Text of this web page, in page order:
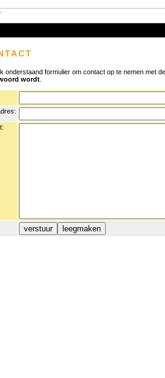
onderstaand formulier om contact op te nemen met
wordt